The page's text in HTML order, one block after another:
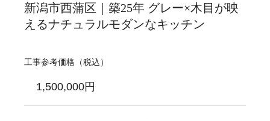
新潟市西蒲区｜築25年 グレー×木目が映
えるナチュラルモダンなキッチン
工事参考価格（税込）
1,500,000円